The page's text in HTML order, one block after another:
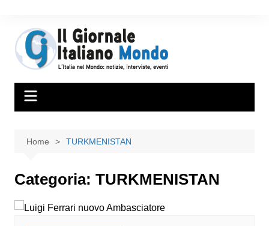
Home TURKMENISTAN
Categoria: TURKMENISTAN